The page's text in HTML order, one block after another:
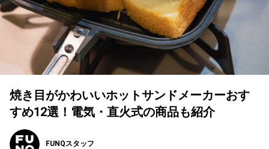
焼き目がかわいいホットサンドメーカーおす
すめ12選！電気・直火式の商品も紹介
FUNQスタッフ